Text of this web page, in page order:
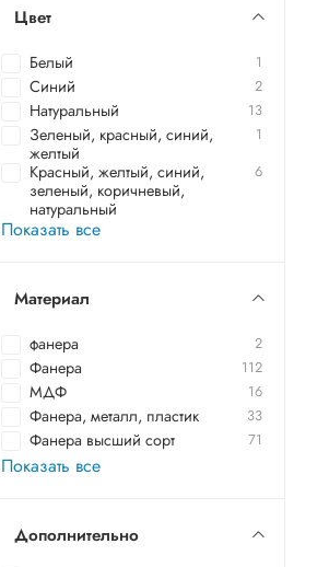
Цвет
Белый 1
Синий 2
Натуральный 13
Зеленый, красный, синий,
желтый
1
Красный, желтый, синий,
зеленый, коричневый,
натуральный
6
Показать все
Материал
фанера 2
Фанера 112
МДФ 16
Фанера, металл, пластик 33
Фанера высший сорт 71
Показать все
Дополнительно